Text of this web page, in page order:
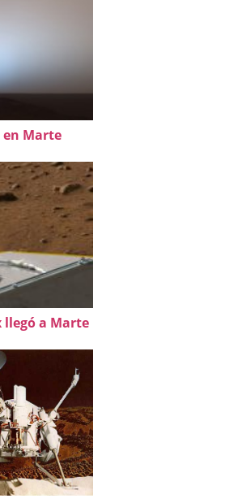
en Marte
llegó a Marte